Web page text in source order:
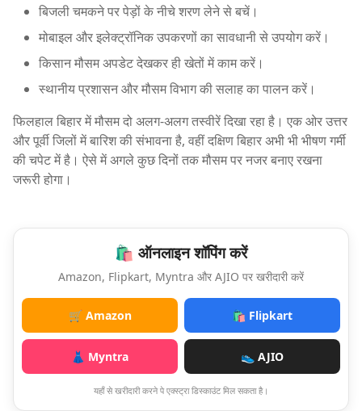
बिजली चमकने पर पेड़ों के नीचे शरण लेने से बचें।
मोबाइल और इलेक्ट्रॉनिक उपकरणों का सावधानी से उपयोग करें।
किसान मौसम अपडेट देखकर ही खेतों में काम करें।
स्थानीय प्रशासन और मौसम विभाग की सलाह का पालन करें।
फिलहाल बिहार में मौसम दो अलग-अलग तस्वीरें दिखा रहा है। एक ओर उत्तर
और पूर्वी जिलों में बारिश की संभावना है, वहीं दक्षिण बिहार अभी भी भीषण गर्मी
की चपेट में है। ऐसे में अगले कुछ दिनों तक मौसम पर नजर बनाए रखना
जरूरी होगा।
🛍️ ऑनलाइन शॉपिंग करें
Amazon, Flipkart, Myntra और AJIO पर खरीदारी करें
🛒 Amazon 🛍️ Flipkart
👗 Myntra 👟 AJIO
यहाँ से खरीदारी करने पे एक्स्ट्रा डिस्काउंट मिल सकता है।